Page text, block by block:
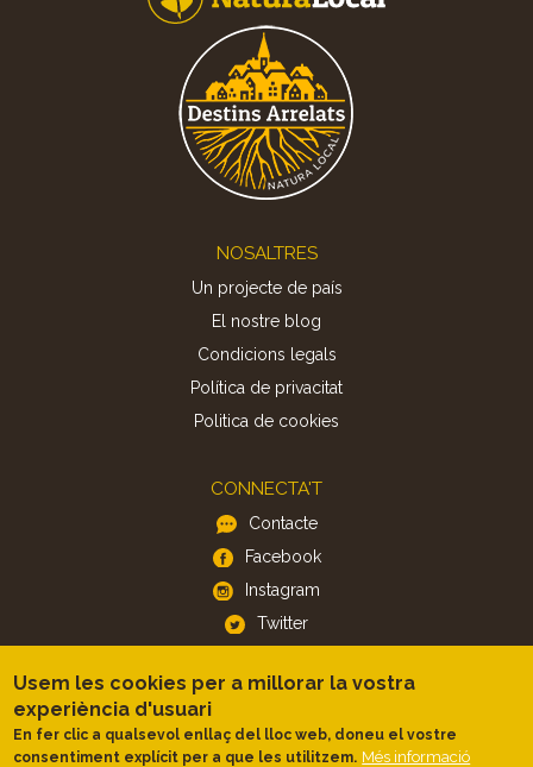
NOSALTRES
Un projecte de país
El nostre blog
Condicions legals
Política de privacitat
Politica de cookies
CONNECTA'T
Contacte
Facebook
Instagram
Twitter
APP
iOS
Android
Usem les cookies per a millorar la vostra
experiència d'usuari
En fer clic a qualsevol enllaç del lloc web, doneu el vostre
consentiment explícit per a que les utilitzem. Més informació